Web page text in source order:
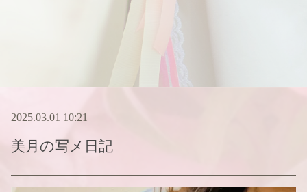
2025.03.01 10:21
美月の写メ日記